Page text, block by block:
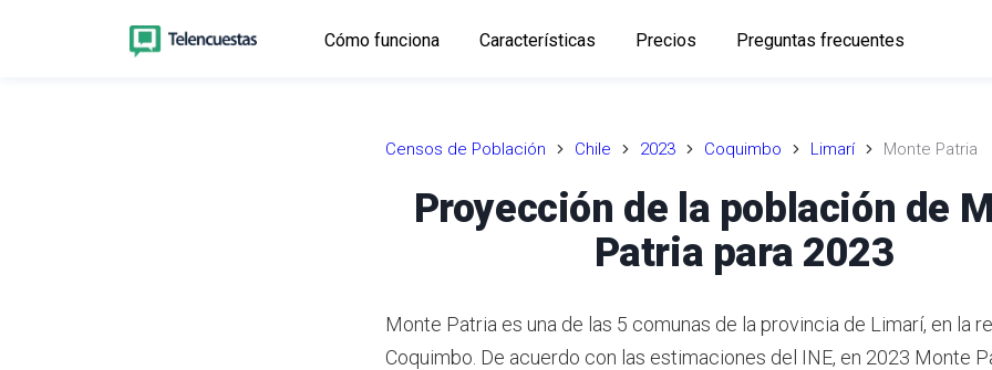
Cómo funciona Características Precios Preguntas frecuentes
Censos de Población Chile 2023 Coquimbo Limarí Monte Patria
Proyección de la población de
Patria para 2023
Monte Patria es una de las 5 comunas de la provincia de Limarí, en la
Coquimbo. De acuerdo con las estimaciones del INE, en 2023 Monte